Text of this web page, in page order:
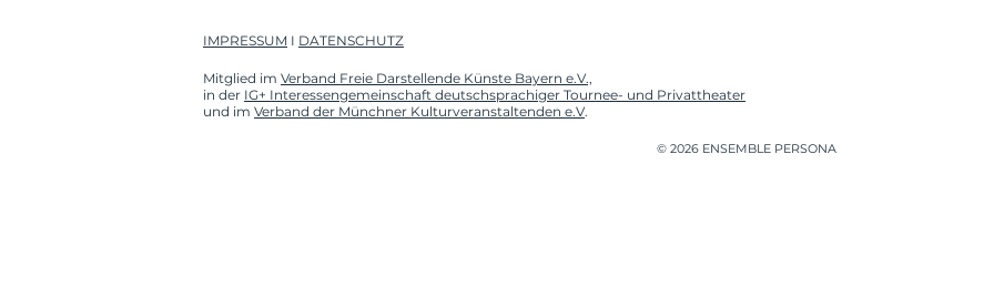
IMPRESSUM I DATENSCHUTZ
Mitglied im Verband Freie Darstellende Künste Bayern e.V.,
in der IG+ Interessengemeinschaft deutschsprachiger Tournee- und Privattheater
und im Verband der Münchner Kulturveranstaltenden e.V.
© 2026 ENSEMBLE PERSONA